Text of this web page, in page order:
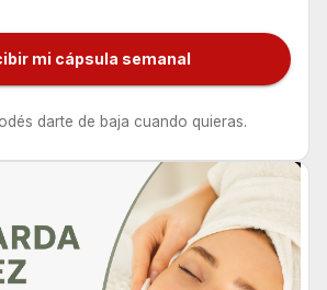
mi cápsula semanal
darte de baja cuando quieras.